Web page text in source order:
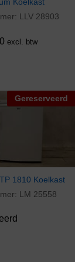
LLV 28903
excl. btw
Gereserveerd
1810 Koelkast
LM 25558